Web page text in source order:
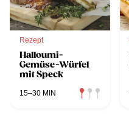
Rezept
Halloumi-
Gemüse-Würfel
mit Speck
15–30 MIN